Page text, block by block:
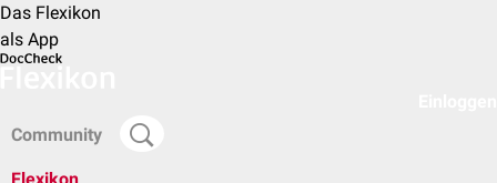
Das Flexikon
als App
Community